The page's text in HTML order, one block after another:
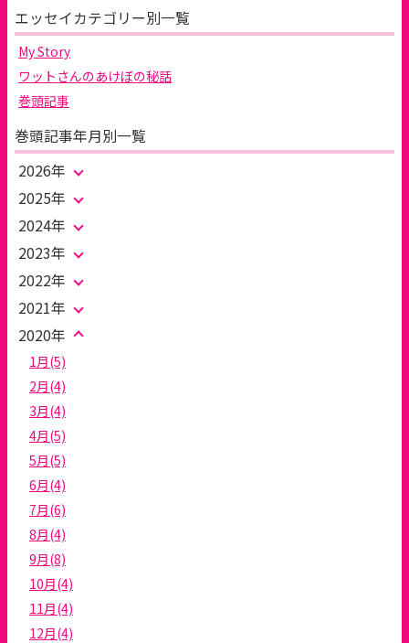
エッセイカテゴリー別一覧
My Story
ワットさんのあけぼの秘話
巻頭記事
巻頭記事年月別一覧
2026年
2025年
2024年
2023年
2022年
2021年
2020年
1月(5)
2月(4)
3月(4)
4月(5)
5月(5)
6月(4)
7月(6)
8月(4)
9月(8)
10月(4)
11月(4)
12月(4)